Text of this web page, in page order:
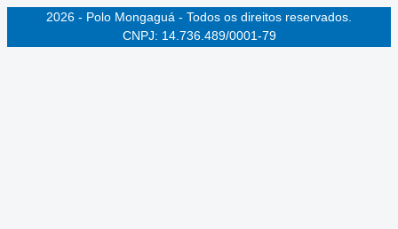
2026 - Polo Mongaguá - Todos os direitos reservados.
CNPJ: 14.736.489/0001-79